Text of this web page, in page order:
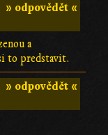
» odpovědět «
a
to predstavit.
» odpovědět «